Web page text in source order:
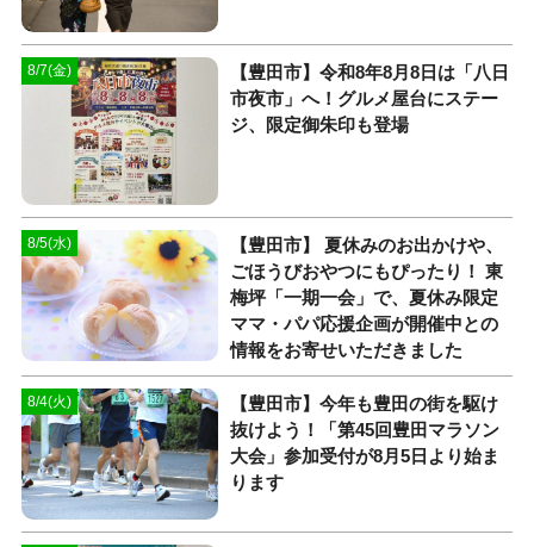
8/7(金)
【豊田市】令和8年8月8日は「八日
市夜市」へ！グルメ屋台にステー
ジ、限定御朱印も登場
8/5(水)
【豊田市】 夏休みのお出かけや、
ごほうびおやつにもぴったり！ 東
梅坪「一期一会」で、夏休み限定
ママ・パパ応援企画が開催中との
情報をお寄せいただきました
8/4(火)
【豊田市】今年も豊田の街を駆け
抜けよう！「第45回豊田マラソン
大会」参加受付が8月5日より始ま
ります